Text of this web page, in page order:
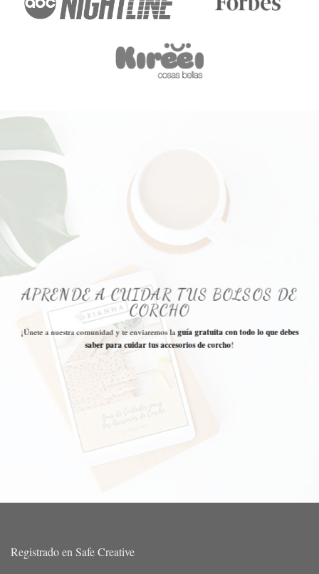
APRENDE A CUIDAR TUS BOLSOS DE
CORCHO
¡Únete a nuestra comunidad y te enviaremos la guía gratuita con todo lo que debes
saber para cuidar tus accesorios de corcho!
Registrado en Safe Creative